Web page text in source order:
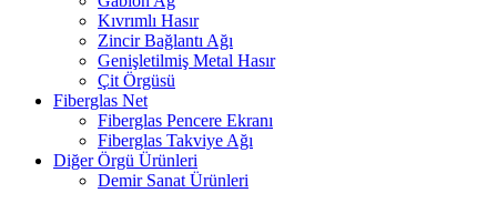
Kıvrımlı Hasır
Zincir Bağlantı Ağı
Genişletilmiş Metal Hasır
Çit Örgüsü
Fiberglas Net
Fiberglas Pencere Ekranı
Fiberglas Takviye Ağı
Diğer Örgü Ürünleri
Demir Sanat Ürünleri